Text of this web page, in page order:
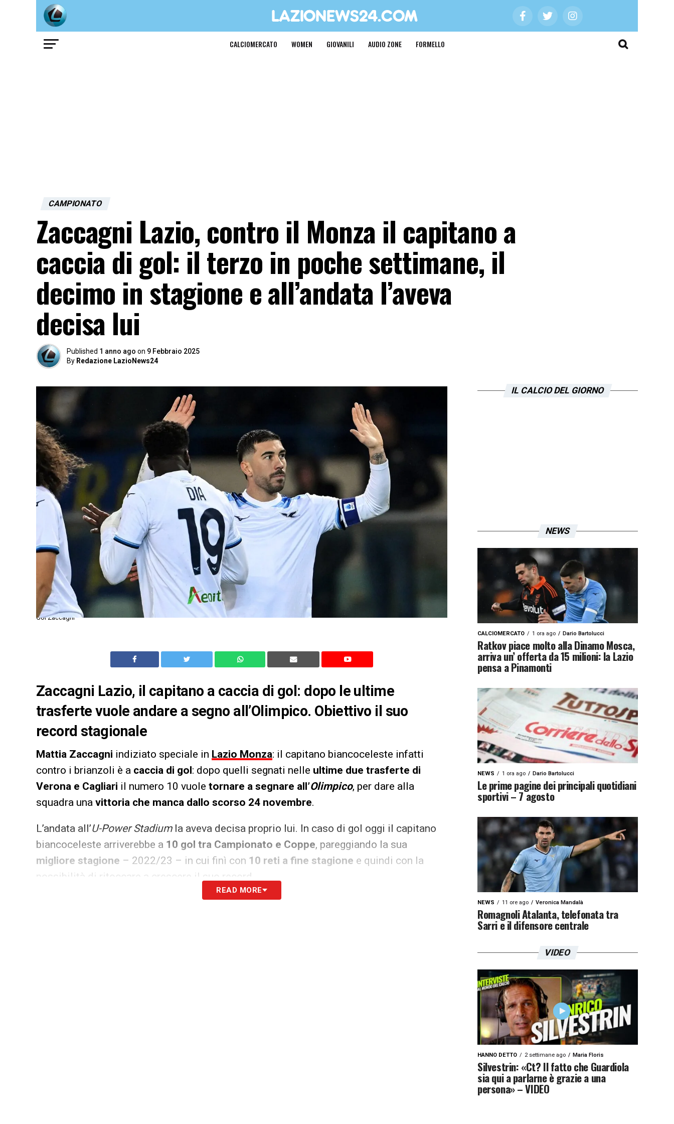
CALCIOMERCATO WOMEN GIOVANILI AUDIO ZONE FORMELLO
CAMPIONATO
Zaccagni Lazio, contro il Monza il capitano a
caccia di gol: il terzo in poche settimane, il
decimo in stagione e all’andata l’aveva
decisa lui
Published 1 anno ago on 9 Febbraio 2025
By Redazione LazioNews24
Gol Zaccagni
Zaccagni Lazio, il capitano a caccia di gol: dopo le ultime
trasferte vuole andare a segno all’Olimpico. Obiettivo il suo
record stagionale
Mattia Zaccagni indiziato speciale in Lazio Monza: il capitano biancoceleste infatti
contro i brianzoli è a caccia di gol: dopo quelli segnati nelle ultime due trasferte di
Verona e Cagliari il numero 10 vuole tornare a segnare all’Olimpico, per dare alla
squadra una vittoria che manca dallo scorso 24 novembre.
L’andata all’U-Power Stadiumla aveva decisa proprio lui. In caso di gol oggi il capitano
biancoceleste arriverebbe a 10 gol tra Campionato e Coppe, pareggiando la sua
migliore stagione – 2022/23 – in cui finì con 10 reti a fine stagione e quindi con la
possibilità di ritoccare a crescere il suo record.
READ MORE
IL CALCIO DEL GIORNO
NEWS
CALCIOMERCATO 1 ora ago Dario Bartolucci
Ratkov piace molto alla Dinamo Mosca,
arriva un’ offerta da 15 milioni: la Lazio
pensa a Pinamonti
NEWS 1 ora ago Dario Bartolucci
Le prime pagine dei principali quotidiani
sportivi – 7 agosto
NEWS 11 ore ago Veronica Mandalà
Romagnoli Atalanta, telefonata tra
Sarri e il difensore centrale
VIDEO
HANNO DETTO 2 settimane ago Maria Floris
Silvestrin: «Ct? Il fatto che Guardiola
sia qui a parlarne è grazie a una
persona» – VIDEO